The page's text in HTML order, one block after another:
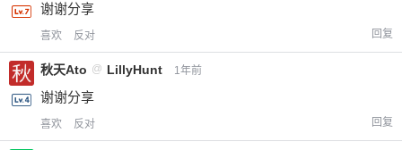
谢谢分享
喜欢 反对 回复
秋天Ato @ LillyHunt 1年前
谢谢分享
喜欢 反对 回复